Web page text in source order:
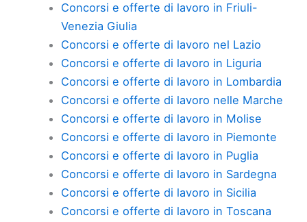
Concorsi e offerte di lavoro in Friuli-
Venezia Giulia
Concorsi e offerte di lavoro nel Lazio
Concorsi e offerte di lavoro in Liguria
Concorsi e offerte di lavoro in Lombardia
Concorsi e offerte di lavoro nelle Marche
Concorsi e offerte di lavoro in Molise
Concorsi e offerte di lavoro in Piemonte
Concorsi e offerte di lavoro in Puglia
Concorsi e offerte di lavoro in Sardegna
Concorsi e offerte di lavoro in Sicilia
Concorsi e offerte di lavoro in Toscana